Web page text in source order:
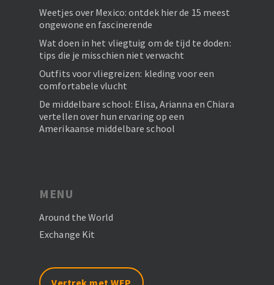
Weetjes over Mexico: ontdek hier de 15 meest
ongewone en fascinerende
Wat doen in het vliegtuig om de tijd te doden:
tips die je misschien niet verwacht
Outfits voor vliegreizen: kleding voor een
comfortabele vlucht
De middelbare school: Elisa, Arianna en Chiara
vertellen over hun ervaring op een
Amerikaanse middelbare school
MENU
Around the World
Exchange Kit